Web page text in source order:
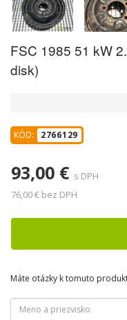
FSC 1985 51 kW
disk)
KÓD: 2766129
93,00 € s DPH
76,00 € bez DPH
Máte otázky k tomuto